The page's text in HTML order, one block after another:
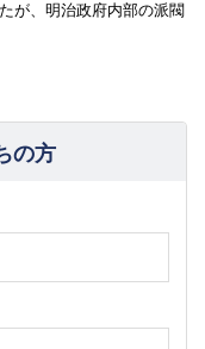
が、明治政府内部の派閥
の方